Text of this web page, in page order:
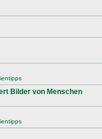
Bilder von Menschen